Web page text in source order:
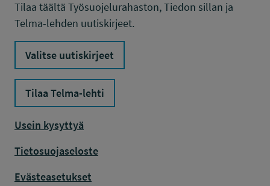
Tilaa täältä Työsuojelurahaston, Tiedon sillan ja
Telma-lehden uutiskirjeet.
Valitse uutiskirjeet
Tilaa Telma-lehti
Usein kysyttyä
Tietosuojaseloste
Evästeasetukset